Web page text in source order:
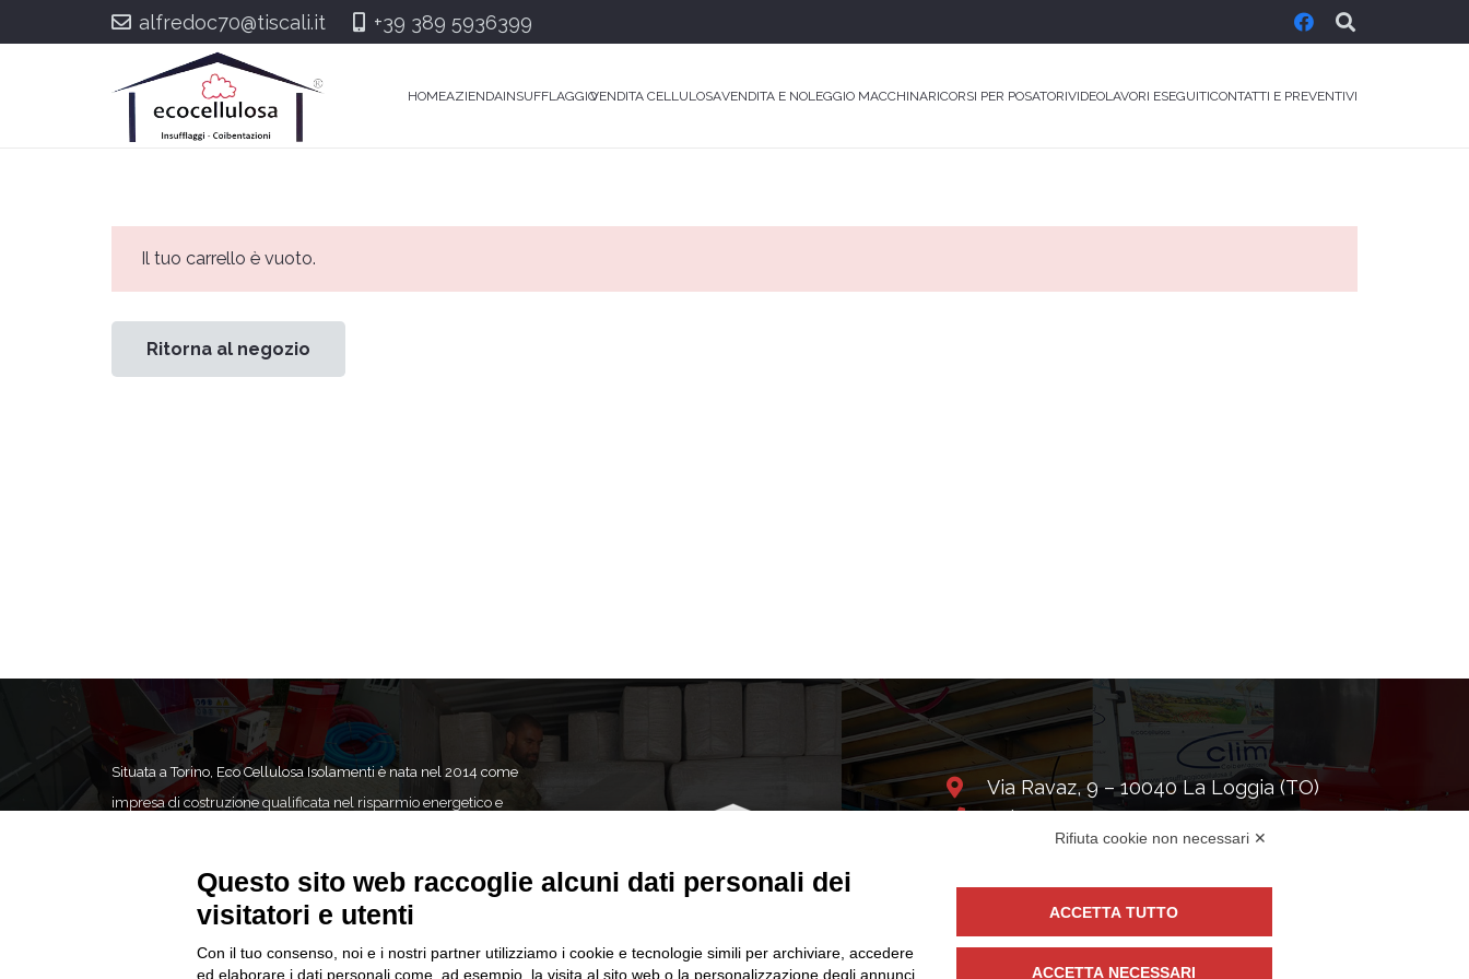
alfredoc70@tiscali.it +39 389 5936399
HOMEAZIENDAINSUFFLAGGIOVENDITA CELLULOSAVENDITA E NOLEGGIO MACCHINARICORSI PER POSATORIVIDEOLAVORI ESEGUITICONTATTI E PREVENTIVI
Il tuo carrello è vuoto.
Ritorna al negozio
Situata a Torino, Eco Cellulosa Isolamenti è nata nel 2014 come
impresa di costruzione qualificata nel risparmio energetico e
fidati collaboratori per ottenere la massima soddisfazione dei
Privacy Policy|Informazioni Legali
Via Ravaz, 9 – 10040 La Loggia (TO)
Tel:+39 389 5936399
alfredoc70@tiscali.it
Social Network:
Rifiuta cookie non necessari ✕
Questo sito web raccoglie alcuni dati personali dei
visitatori e utenti
Con il tuo consenso, noi e i nostri partner utilizziamo i cookie e tecnologie simili per archiviare, accedere
ed elaborare i dati personali come, ad esempio, la visita al sito web o la personalizzazione degli annunci.
ACCETTA TUTTO
ACCETTA NECESSARI